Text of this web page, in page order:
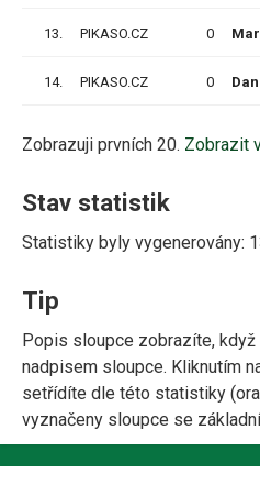
13. PIKASO.CZ 0
14. PIKASO.CZ 0
Zobrazuji prvních 20. Zobrazit
Stav statistik
Statistiky byly vygenerovány:
Tip
Popis sloupce zobrazíte,
nadpisem sloupce. Kliknutím
setřídíte dle této statistiky
vyznačeny sloupce se